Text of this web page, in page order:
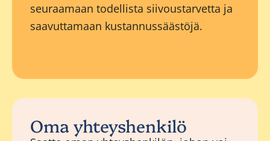
seuraamaan todellista siivoustarvetta ja
saavuttamaan kustannussäästöjä.
Oma yhteyshenkilö